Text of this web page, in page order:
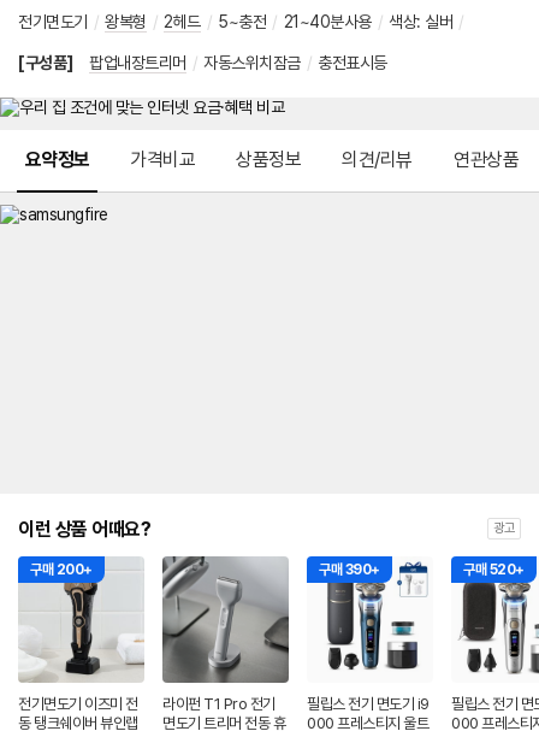
전기면도기 / 왕복형 / 2헤드 / 5~충전 / 21~40분사용 / 색상: 실버 /
[구성품] 팝업내장트리머 / 자동스위치잠금 / 충전표시등
요약정보 가격비교 상품정보 의견/리뷰 연관상품
이런 상품 어때요? 광고
구매 200+
전기면도기 이즈미 전
동 탱크쉐이버 뷰인랩
라이펀 T1 Pro 전기
면도기 트리머 전동 휴
구매 390+
필립스 전기 면도기 i9
000 프레스티지 울트
구매 520+
필립스 전기 면
000 프레스티